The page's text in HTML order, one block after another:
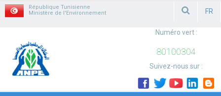
République Tunisienne
Ministère de l'Environnement
FR
Numéro vert :
80100304
Suivez-nous sur :